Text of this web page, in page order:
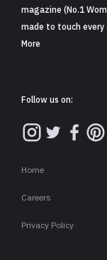
magazine (No.1
made to touch
More
Follow us on:
Home
Careers
Privacy Policy